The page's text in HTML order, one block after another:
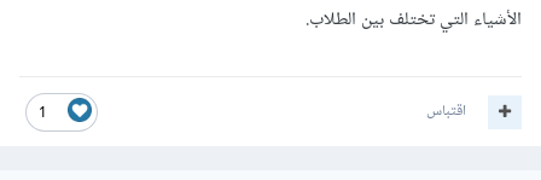
الأشياء التي تختلف بين الطلاب.
1 اقتباس